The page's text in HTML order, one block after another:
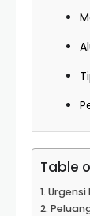
Table
Urgensi